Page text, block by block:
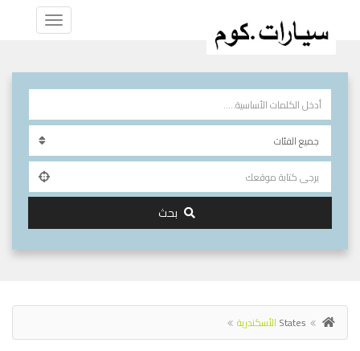
بحث
States الأسكندرية